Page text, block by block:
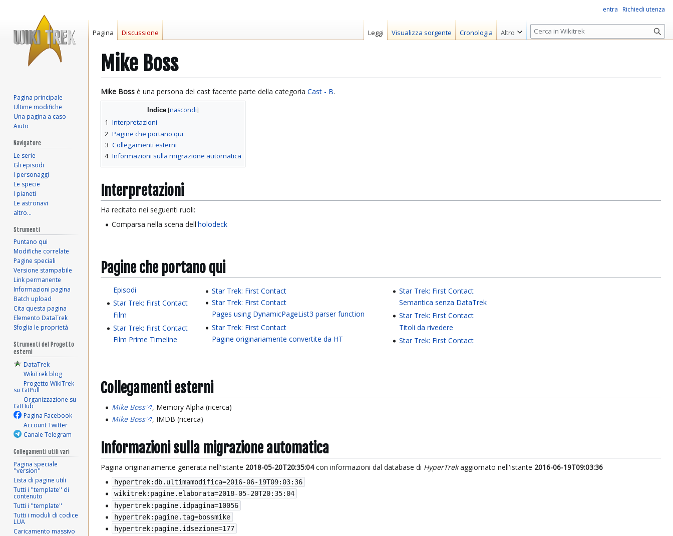
Mike Boss
Vai
alla
Vai
alla
Mike Boss è una persona del cast facente parte della categoria Cast - B.
Indice
1 Interpretazioni
2 Pagine che portano qui
3 Collegamenti esterni
4 Informazioni sulla migrazione automatica
Interpretazioni
Ha recitato nei seguenti ruoli:
Comparsa nella scena dell'holodeck
Pagine che portano qui
Episodi
Star Trek: First Contact
Film
Star Trek: First Contact
Film Prime Timeline
Star Trek: First Contact
Star Trek: First Contact
Pages using DynamicPageList3 parser function
Star Trek: First Contact
Pagine originariamente convertite da HT
Star Trek: First Contact
Semantica senza DataTrek
Star Trek: First Contact
Titoli da rivedere
Star Trek: First Contact
Collegamenti esterni
Mike Boss
, Memory Alpha (ricerca)
Mike Boss
, IMDB (ricerca)
Informazioni sulla migrazione automatica
Pagina originariamente generata nell'istante 2018-05-20T20:35:04con informazioni dal database di HyperTrekaggiornato nell'istante 2016-06-19T09:03:36
hypertrek:db.ultimamodifica=2016-06-19T09:03:36
wikitrek:pagine.elaborata=2018-05-20T20:35:04
hypertrek:pagine.idpagina=10056
hypertrek:pagine.tag=bossmike
hypertrek:pagine.idsezione=177
entra Richiedi utenza
Pagina Discussione Leggi Visualizza sorgente Cronologia Altro
R
i
r
Pagina principale
Ultime modifiche
Una pagina a caso
Aiuto
Navigatore
Le serie
Gli episodi
I personaggi
Le specie
I pianeti
Le astronavi
altro…
Strumenti
Puntano qui
Modifiche correlate
Pagine speciali
Versione stampabile
Link permanente
Informazioni pagina
Batch upload
Cita questa pagina
Elemento DataTrek
Sfoglia le proprietà
Strumenti del Progetto
esterni
DataTrek
WikiTrek blog
Progetto WikiTrek
su GitPull
Organizzazione su
GitHub
Pagina Facebook
Account Twitter
Canale Telegram
Collegamenti utili vari
Pagina speciale
''version''
Lista di pagine utili
Tutti i ''template'' di
contenuto
Tutti i ''template''
Tutti i moduli di codice
LUA
Caricamento massivo